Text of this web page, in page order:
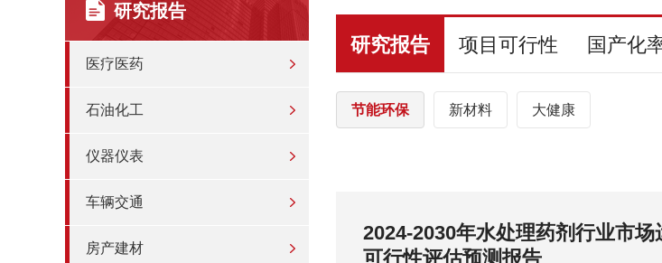
研究报告
医疗医药
石油化工
仪器仪表
车辆交通
房产建材
研究报告 项目可行性 国产化
节能环保 新材料 大健康
2024-2030年全球及中国生活垃
战略评估预测报告